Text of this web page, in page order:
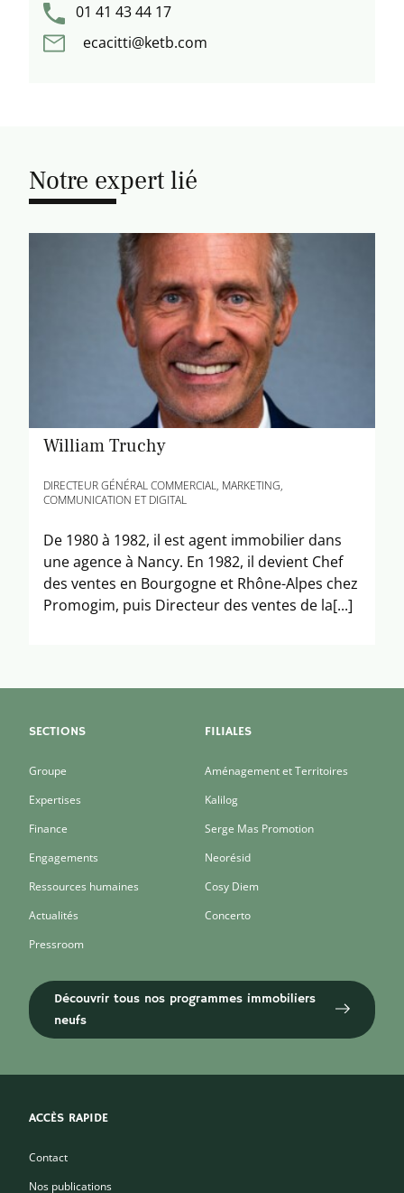
01 41 43 44 17
ecacitti@ketb.com
Notre expert lié
William Truchy
DIRECTEUR GÉNÉRAL COMMERCIAL, MARKETING,
COMMUNICATION ET DIGITAL
De 1980 à 1982, il est agent immobilier dans
une agence à Nancy. En 1982, il devient Chef
des ventes en Bourgogne et Rhône-Alpes chez
Promogim, puis Directeur des ventes de la[...]
SECTIONS
Groupe
Expertises
Finance
Engagements
Ressources humaines
Actualités
Pressroom
FILIALES
Aménagement et Territoires
Kalilog
Serge Mas Promotion
Neorésid
Cosy Diem
Concerto
Découvrir tous nos programmes immobiliers
neufs
ACCÈS RAPIDE
Contact
Nos publications